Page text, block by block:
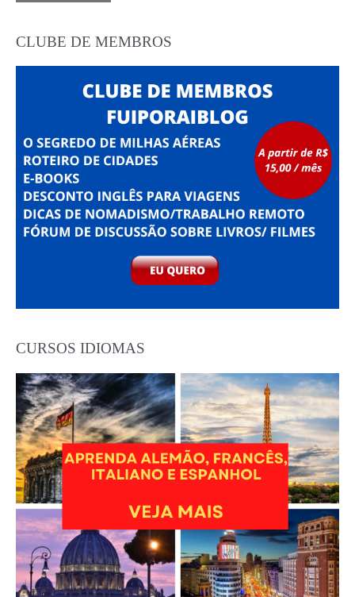
CLUBE DE MEMBROS
CURSOS IDIOMAS